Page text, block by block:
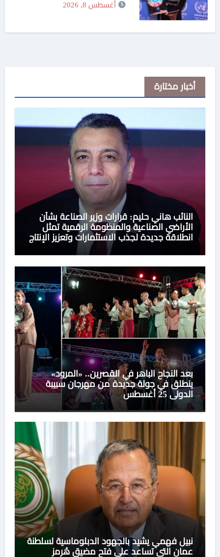
الذهبية
أغسطس 8, 2026
أخبار مختارة
النائب هاني حليم: قرارات وزير الصناعة بشأن
الأراضي الصناعية والمنظومة الرقمية تمثل
انطلاقة جديدة لجذب الاستثمارات وتعزيز الإنتاج
بعد النجاح الباهر في القصرين.. «المرود»
ينطلق في جولة جديدة من مهرجان سبيبة
الدولي 25 أغسطس
نبيل فهمي يشيد بالجهود الدبلوماسية لسلطنة
عمان التي تساعد على فتح مضيق هُرمز